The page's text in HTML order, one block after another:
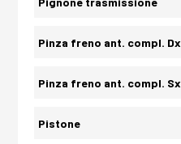
Pinza freno ant. compl. Dx
Pinza freno ant. compl. Sx
Pistone